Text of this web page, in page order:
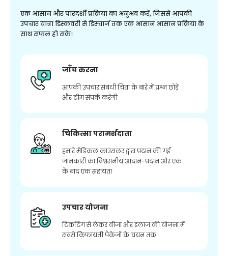
एक आसान और पारदर्शी प्रक्रिया का अनुभव करें, जिससे आपकी
उपचार यात्रा डिस्कवरी से डिस्चार्ज तक एक आसान आसान प्रक्रिया के
साथ सफल हो सके।
जाँच करना
आपकी उपचार संबंधी चिंता के बारे में प्रश्न छोड़ें
और टीम संपर्क करेगी
चिकित्सा परामर्शदाता
हमारे मेडिकल काउंसलर द्वारा प्रदान की गई
जानकारी का विश्वसनीय आदान-प्रदान और एक
के बाद एक सहायता
उपचार योजना
टिकटिंग से लेकर वीजा और इलाज की योजना में
सबसे किफायती पैकेजों के चयन तक